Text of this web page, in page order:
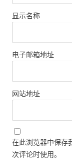
显示名称
电子邮箱地址
网站地址
在此浏览器中保存
次评论时使用。